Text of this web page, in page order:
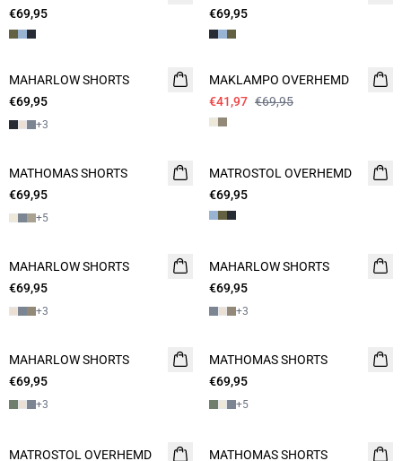
2 FOR 120
€69,95
2 FOR 120
€69,95
NIEUW
2 FOR 120
MAHARLOW SHORTS
€69,95
+3
- 40%
MAKLAMPO OVERHEMD
€41,97 €69,95
NIEUW
2 FOR 120
MATHOMAS SHORTS
€69,95
+5
NIEUW
2 FOR 120
MATROSTOL OVERHEMD
€69,95
NIEUW
2 FOR 120
MAHARLOW SHORTS
€69,95
+3
NIEUW
2 FOR 120
MAHARLOW SHORTS
€69,95
+3
NIEUW
2 FOR 120
MAHARLOW SHORTS
€69,95
+3
NIEUW
2 FOR 120
MATHOMAS SHORTS
€69,95
+5
NIEUW
MATROSTOL OVERHEMD
NIEUW
MATHOMAS SHORTS